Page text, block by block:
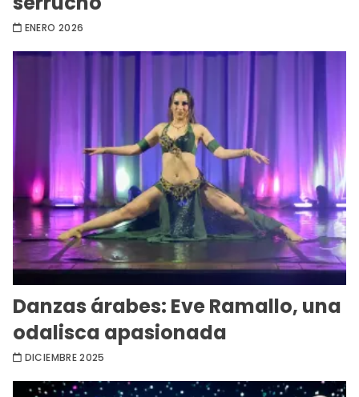
ENERO 2026
Danzas árabes: Eve Ramallo, una
odalisca apasionada
DICIEMBRE 2025